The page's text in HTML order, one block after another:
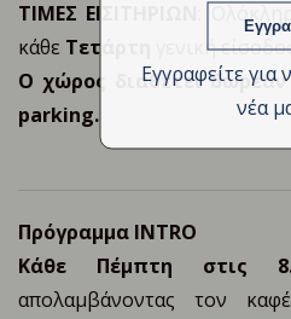
Name
Εγγραφείτε για
νέα
ΤΙΜΕΣ ΕΙΣΙΤΗΡΙΩΝ :
κάθε Τετάρτη γενική
Ο χώρος διαθέτει
parking.
Πρόγραμμα INTRO
Κάθε Πέμπτη στις
απολαμβάνοντας τον